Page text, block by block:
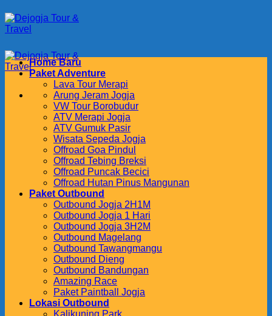
to
content
Home Baru
Paket Adventure
Lava Tour Merapi
Arung Jeram Jogja
VW Tour Borobudur
ATV Merapi Jogja
ATV Gumuk Pasir
Wisata Sepeda Jogja
Offroad Goa Pindul
Offroad Tebing Breksi
Offroad Puncak Becici
Offroad Hutan Pinus Mangunan
Paket Outbound
Outbound Jogja 2H1M
Outbound Jogja 1 Hari
Outbound Jogja 3H2M
Outbound Magelang
Outbound Tawangmangu
Outbound Dieng
Outbound Bandungan
Amazing Race
Paket Paintball Jogja
Lokasi Outbound
Kalikuning Park